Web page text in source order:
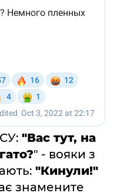
"Вас тут, на
" - вояки з
"Кинули!"
знамените